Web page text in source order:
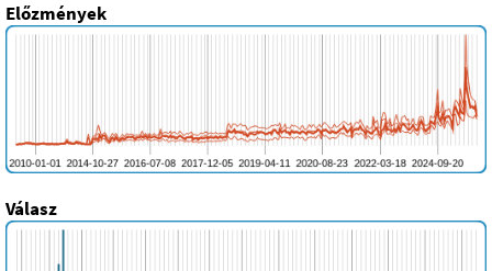
Előzmények
Válasz